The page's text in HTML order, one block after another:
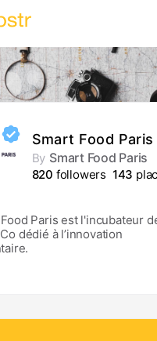
Smart Food Paris
By Smart Food Paris
820 followers 143
Paris est l'incubateur
dédié à l’innovation